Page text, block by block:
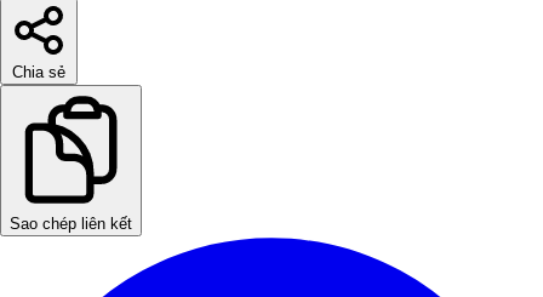
Chia sẻ
Sao chép liên kết